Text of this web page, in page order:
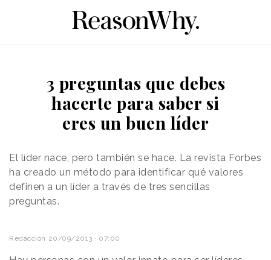
3 preguntas que debes
hacerte para saber si
eres un buen líder
El líder nace, pero también se hace. La revista Forbes
ha creado un método para identificar qué valores
definen a un líder a través de tres sencillas
preguntas.
Redacción 20/09/2013 · 07:00